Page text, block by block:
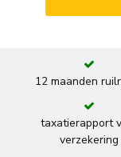
12 maanden
taxatierapport
verzekering